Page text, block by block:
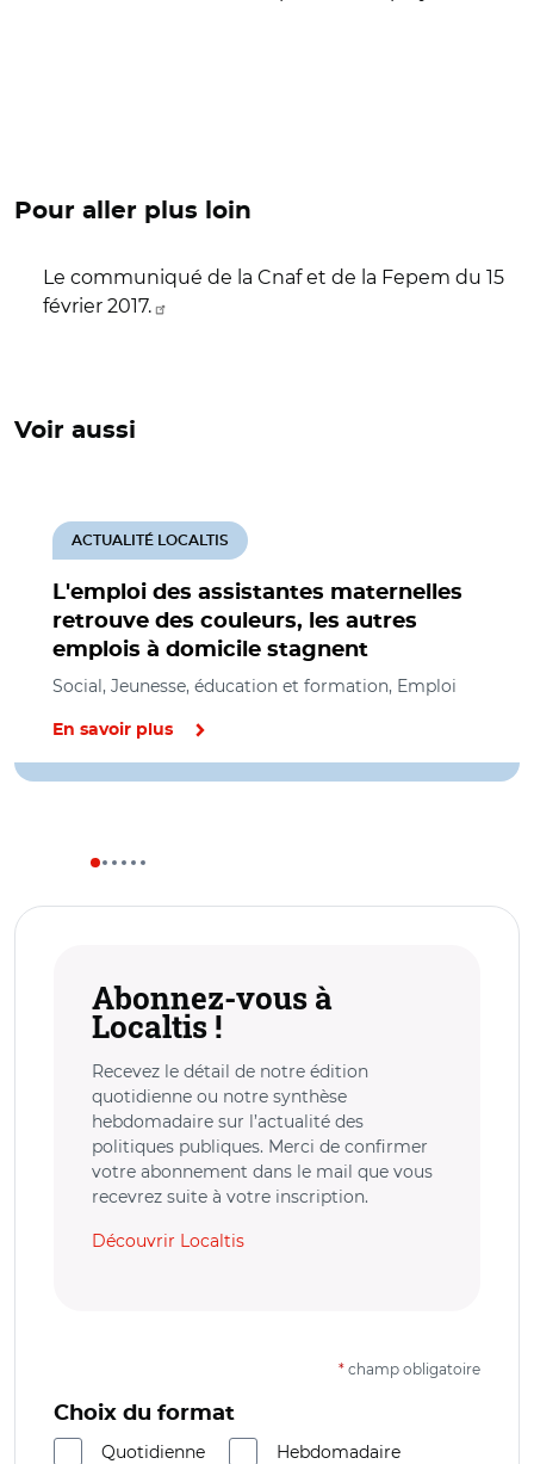
Pour aller plus loin
Le communiqué de la Cnaf et de la Fepem du 15
février 2017.
Voir aussi
L'emploi des assistantes maternelles
retrouve des couleurs, les autres
emplois à domicile stagnent
ACTUALITÉ LOCALTIS
Social, Jeunesse, éducation et formation, Emploi
En savoir plus
Abonnez-vous à
Localtis !
Recevez le détail de notre édition
quotidienne ou notre synthèse
hebdomadaire sur l’actualité des
politiques publiques. Merci de confirmer
votre abonnement dans le mail que vous
recevrez suite à votre inscription.
Découvrir Localtis
* champ obligatoire
Choix du format
Quotidienne
Hebdomadaire